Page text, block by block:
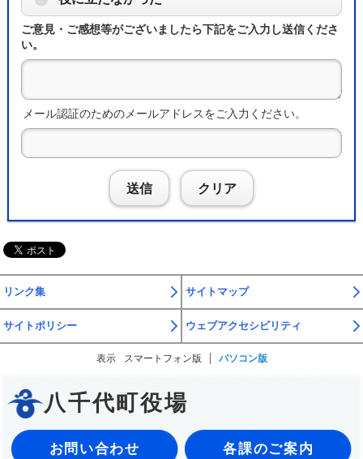
ご意見・ご感想等がございましたら下記をご入力し送信くださ
い。
メール認証のためのメールアドレスをご入力ください。
送信 クリア
リンク集 サイトマップ
サイトポリシー ウェブアクセシビリティ
表示 スマートフォン版 パソコン版
八千代町役場
お問い合わせ 各課のご案内